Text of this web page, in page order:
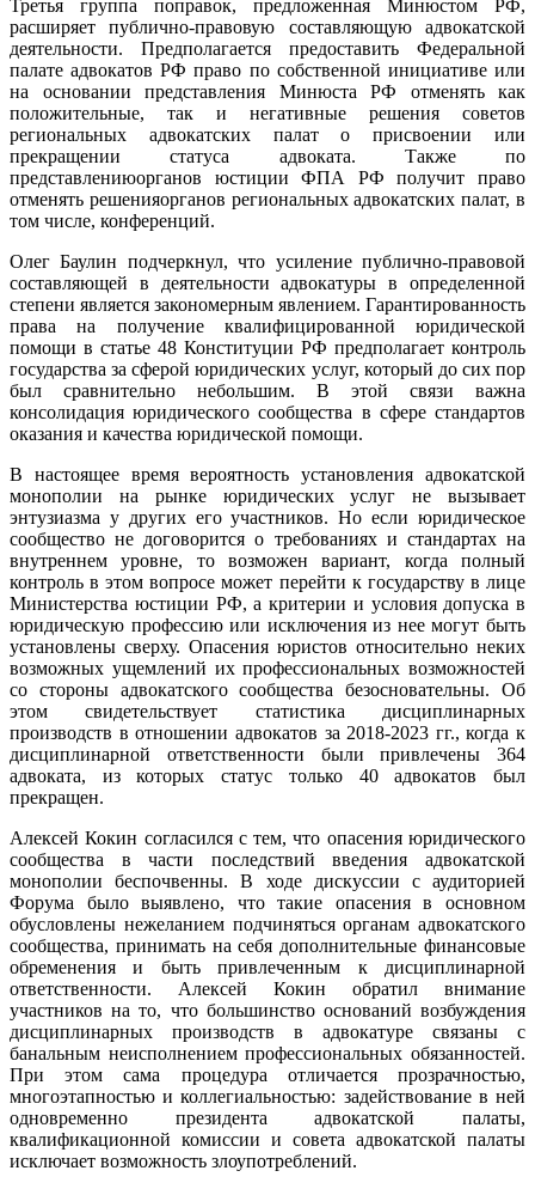
Третья группа поправок, предложенная Минюстом РФ,
расширяет публично-правовую составляющую адвокатской
деятельности. Предполагается предоставить Федеральной
палате адвокатов РФ право по собственной инициативе или
на основании представления Минюста РФ отменять как
положительные, так и негативные решения советов
региональных адвокатских палат о присвоении или
прекращении статуса адвоката. Также по
представлениюорганов юстиции ФПА РФ получит право
отменять решенияорганов региональных адвокатских палат, в
том числе, конференций.
Олег Баулин подчеркнул, что усиление публично-правовой
составляющей в деятельности адвокатуры в определенной
степени является закономерным явлением. Гарантированность
права на получение квалифицированной юридической
помощи в статье 48 Конституции РФ предполагает контроль
государства за сферой юридических услуг, который до сих пор
был сравнительно небольшим. В этой связи важна
консолидация юридического сообщества в сфере стандартов
оказания и качества юридической помощи.
В настоящее время вероятность установления адвокатской
монополии на рынке юридических услуг не вызывает
энтузиазма у других его участников. Но если юридическое
сообщество не договорится о требованиях и стандартах на
внутреннем уровне, то возможен вариант, когда полный
контроль в этом вопросе может перейти к государству в лице
Министерства юстиции РФ, а критерии и условия допуска в
юридическую профессию или исключения из нее могут быть
установлены сверху. Опасения юристов относительно неких
возможных ущемлений их профессиональных возможностей
со стороны адвокатского сообщества безосновательны. Об
этом свидетельствует статистика дисциплинарных
производств в отношении адвокатов за 2018-2023 гг., когда к
дисциплинарной ответственности были привлечены 364
адвоката, из которых статус только 40 адвокатов был
прекращен.
Алексей Кокин согласился с тем, что опасения юридического
сообщества в части последствий введения адвокатской
монополии беспочвенны. В ходе дискуссии с аудиторией
Форума было выявлено, что такие опасения в основном
обусловлены нежеланием подчиняться органам адвокатского
сообщества, принимать на себя дополнительные финансовые
обременения и быть привлеченным к дисциплинарной
ответственности. Алексей Кокин обратил внимание
участников на то, что большинство оснований возбуждения
дисциплинарных производств в адвокатуре связаны с
банальным неисполнением профессиональных обязанностей.
При этом сама процедура отличается прозрачностью,
многоэтапностью и коллегиальностью: задействование в ней
одновременно президента адвокатской палаты,
квалификационной комиссии и совета адвокатской палаты
исключает возможность злоупотреблений.